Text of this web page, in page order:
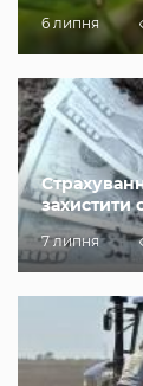
6 липня
захистити
7 липня